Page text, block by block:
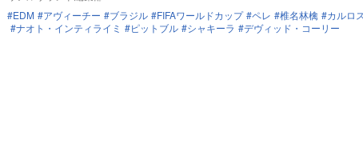
EDM
アヴィーチー ブラジル FIFAワールドカップ ペレ 椎名林檎
カルロ
ナオト・インティライミ
ピットブル シャキーラ デヴィッド・コーリー